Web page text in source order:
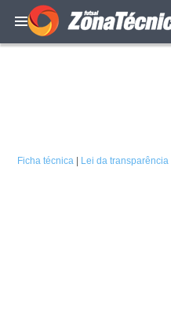
Ficha técnica| Lei da transparência|